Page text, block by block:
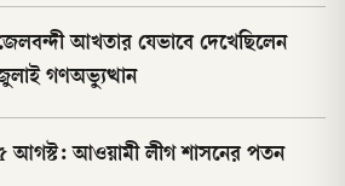
আখতার যেভাবে দেখেছিলেন
গণঅভ্যুত্থান
আগস্ট: আওয়ামী লীগ শাসনের পতন